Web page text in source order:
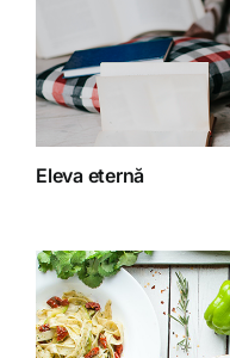
Fără categorie
Homeopatie
Eleva eternă